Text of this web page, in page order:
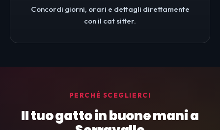
Concordi giorni, orari e dettagli direttamente
con il cat sitter.
PERCHÉ SCEGLIERCI
Il tuo gatto in buone mani a